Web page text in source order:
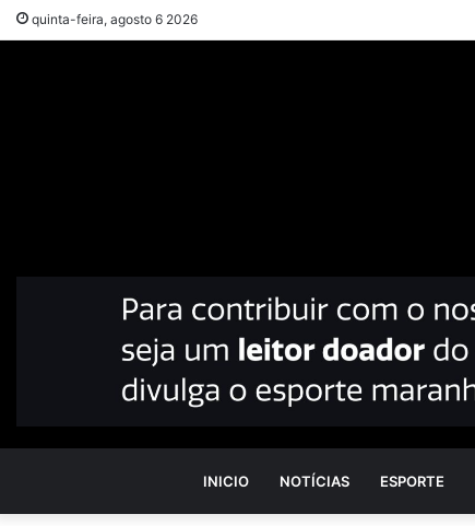
quinta-feira, agosto 6 2026
INICIO NOTÍCIAS ESPORTE